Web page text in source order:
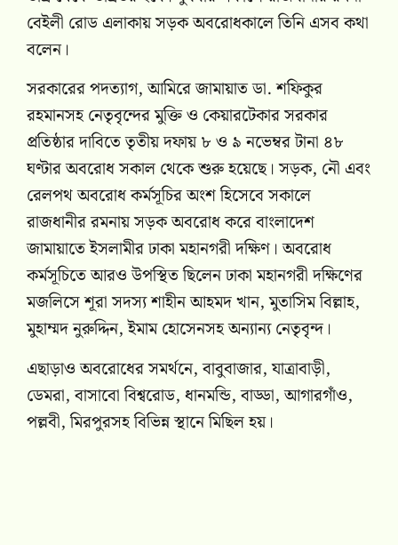
বেইলী রোড এলাকায় সড়ক অবরোধকালে তিনি এসব কথা
বলেন।
সরকারের পদত্যাগ, আমিরে জামায়াত ডা. শফিকুর
রহমানসহ নেতৃবৃন্দের মুক্তি ও কেয়ারটেকার সরকার
প্রতিষ্ঠার দাবিতে তৃতীয় দফায় ৮ ও ৯ নভেম্বর টানা ৪৮
ঘণ্টার অবরোধ সকাল থেকে শুরু হয়েছে। সড়ক, নৌ এবং
রেলপথ অবরোধ কর্মসূচির অংশ হিসেবে সকালে
রাজধানীর রমনায় সড়ক অবরোধ করে বাংলাদেশ
জামায়াতে ইসলামীর ঢাকা মহানগরী দক্ষিণ। অবরোধ
কর্মসূচিতে আরও উপস্থিত ছিলেন ঢাকা মহানগরী দক্ষিণের
মজলিসে শূরা সদস্য শাহীন আহমদ খান, মুতাসিম বিল্লাহ,
মুহাম্মদ নুরুদ্দিন, ইমাম হোসেনসহ অন্যান্য নেতৃবৃন্দ।
এছাড়াও অবরোধের সমর্থনে, বাবুবাজার, যাত্রাবাড়ী,
ডেমরা, বাসাবো বিশ্বরোড, ধানমন্ডি, বাড্ডা, আগারগাঁও,
পল্লবী, মিরপুরসহ বিভিন্ন স্থানে মিছিল হয়।